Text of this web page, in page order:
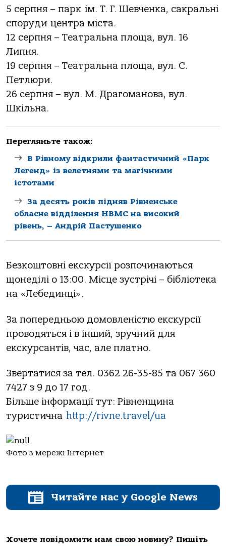
5 серпня – парк ім. Т. Г. Шевченка, сакральні
споруди центра міста.
12 серпня – Театральна площа, вул. 16
Липня.
19 серпня – Театральна площа, вул. С.
Петлюри.
26 серпня – вул. М. Драгоманова, вул.
Шкільна.
Перегляньте також:
В Рівному відкрили фантастичний «Парк
Легенд» із велетнями та магічними
істотами
За десять років підняв Рівненське
обласне відділення НВМС на високий
рівень, – Андрій Пастушенко
Безкоштовні екскурсії розпочинаються
щонеділі о 13:00. Місце зустрічі – бібліотека
на «Лебединці».
За попередньою домовленістю екскурсії
проводяться і в інший, зручний для
екскурсантів, час, але платно.
Звертатися за тел. 0362 26-35-85 та 067 360
7427 з 9 до 17 год.
Більше інформації тут: Рівненщина
туристична http://rivne.travel/ua
Фото з мережі Інтернет
Читайте нас у Google News
Хочете повідомити нам свою новину? Пишіть